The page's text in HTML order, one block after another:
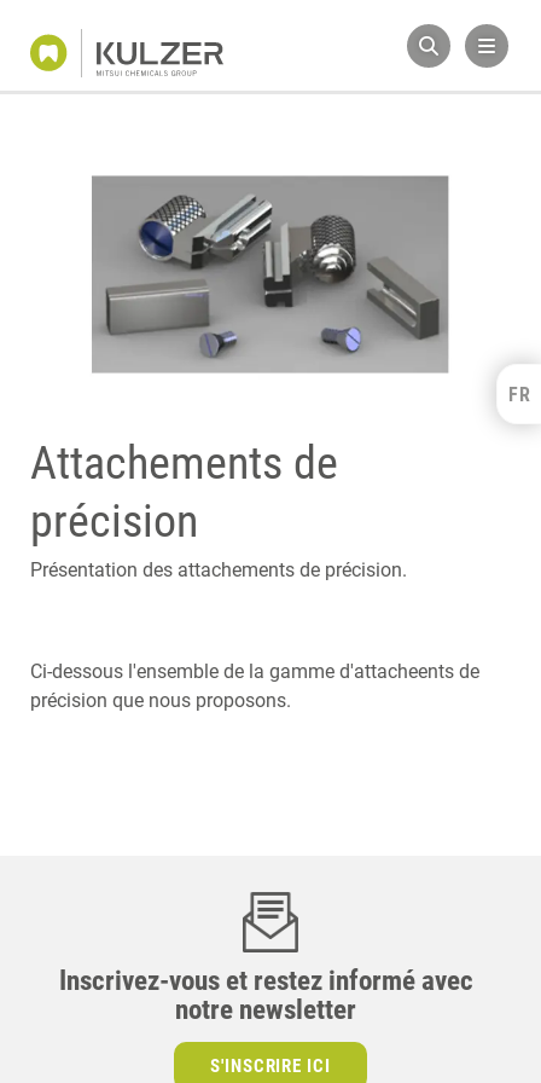
FR
Attachements de
précision
Présentation des attachements de précision.
Ci-dessous l'ensemble de la gamme d'attacheents de
précision que nous proposons.
Inscrivez-vous et restez informé avec
notre newsletter
S'INSCRIRE ICI